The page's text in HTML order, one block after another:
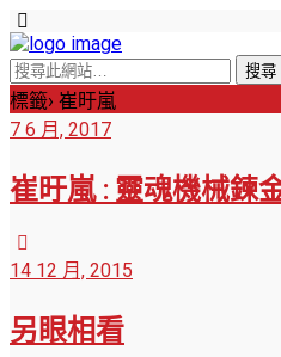
標籤› 崔旴嵐
7 6 月, 2017
崔旴嵐 : 靈魂機械鍊
14 12 月, 2015
另眼相看